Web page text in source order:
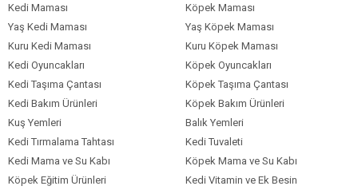
Kedi Maması
Köpek Maması
Yaş Kedi Maması
Yaş Köpek Maması
Kuru Kedi Maması
Kuru Köpek Maması
Kedi Oyuncakları
Köpek Oyuncakları
Kedi Taşıma Çantası
Köpek Taşıma Çantası
Kedi Bakım Ürünleri
Köpek Bakım Ürünleri
Kuş Yemleri
Balık Yemleri
Kedi Tırmalama Tahtası
Kedi Tuvaleti
Kedi Mama ve Su Kabı
Köpek Mama ve Su Kabı
Köpek Eğitim Ürünleri
Kedi Vitamin ve Ek Besin